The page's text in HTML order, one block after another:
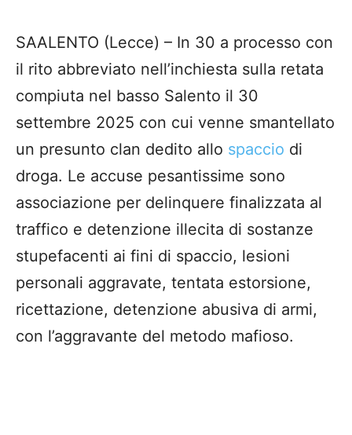
SAALENTO (Lecce) – In 30 a processo con
il rito abbreviato nell’inchiesta sulla retata
compiuta nel basso Salento il 30
settembre 2025 con cui venne smantellato
un presunto clan dedito allo spaccio di
droga. Le accuse pesantissime sono
associazione per delinquere finalizzata al
traffico e detenzione illecita di sostanze
stupefacenti ai fini di spaccio, lesioni
personali aggravate, tentata estorsione,
ricettazione, detenzione abusiva di armi,
con l’aggravante del metodo mafioso.